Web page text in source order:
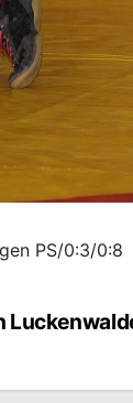
PS/0:3/0:8